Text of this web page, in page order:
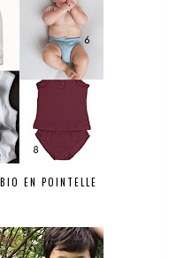
EN POINTELLE